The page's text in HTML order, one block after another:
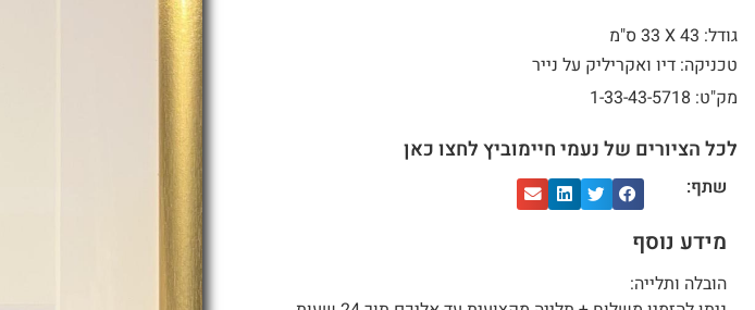
גודל: 43 X
33 ס"מ
טכניקה: דיו ואקריליק על נייר
מק"ט: 1-33-43-5718
לכל הציורים של נעמי חיימוביץ לחצו כאן
שתף:
מידע נוסף
הובלה ותלייה: